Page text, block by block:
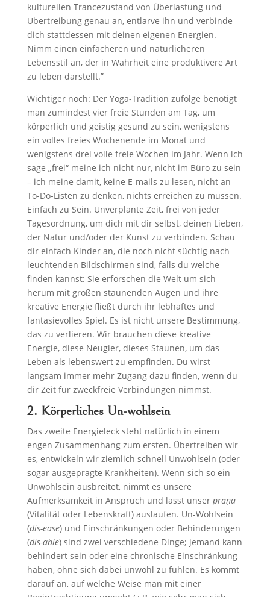
kulturellen Trancezustand von Überlastung und
Übertreibung genau an, entlarve ihn und verbinde
dich stattdessen mit deinen eigenen Energien.
Nimm einen einfacheren und natürlicheren
Lebensstil an, der in Wahrheit eine produktivere Art
zu leben darstellt.”
Wichtiger noch: Der Yoga-Tradition zufolge benötigt
man zumindest vier freie Stunden am Tag, um
körperlich und geistig gesund zu sein, wenigstens
ein volles freies Wochenende im Monat und
wenigstens drei volle freie Wochen im Jahr. Wenn ich
sage „frei“ meine ich nicht nur, nicht im Büro zu sein
– ich meine damit, keine E-mails zu lesen, nicht an
To-Do-Listen zu denken, nichts erreichen zu müssen.
Einfach zu Sein. Unverplante Zeit, frei von jeder
Tagesordnung, um dich mit dir selbst, deinen Lieben,
der Natur und/oder der Kunst zu verbinden. Schau
dir einfach Kinder an, die noch nicht süchtig nach
leuchtenden Bildschirmen sind, falls du welche
finden kannst: Sie erforschen die Welt um sich
herum mit großen staunenden Augen und ihre
kreative Energie fließt durch ihr lebhaftes und
fantasievolles Spiel. Es ist nicht unsere Bestimmung,
das zu verlieren. Wir brauchen diese kreative
Energie, diese Neugier, dieses Staunen, um das
Leben als lebenswert zu empfinden. Du wirst
langsam immer mehr Zugang dazu finden, wenn du
dir Zeit für zweckfreie Verbindungen nimmst.
2. Körperliches Un-wohlsein
Das zweite Energieleck steht natürlich in einem
engen Zusammenhang zum ersten. Übertreiben wir
es, entwickeln wir ziemlich schnell Unwohlsein (oder
sogar ausgeprägte Krankheiten). Wenn sich so ein
Unwohlsein ausbreitet, nimmt es unsere
Aufmerksamkeit in Anspruch und lässt unser prāṇa
(Vitalität oder Lebenskraft) auslaufen. Un-Wohlsein
(dis-ease) und Einschränkungen oder Behinderungen
(dis-able) sind zwei verschiedene Dinge; jemand kann
behindert sein oder eine chronische Einschränkung
haben, ohne sich dabei unwohl zu fühlen. Es kommt
darauf an, auf welche Weise man mit einer